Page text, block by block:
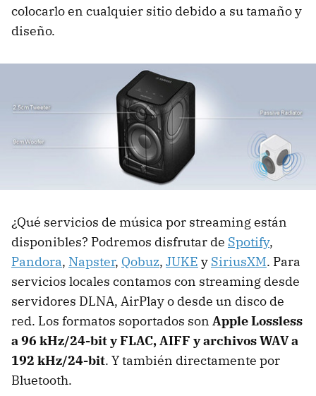
colocarlo en cualquier sitio debido a su tamaño y
diseño.
¿Qué servicios de música por streaming están
disponibles? Podremos disfrutar de Spotify,
Pandora, Napster, Qobuz, JUKE y SiriusXM. Para
servicios locales contamos con streaming desde
servidores DLNA, AirPlay o desde un disco de
red. Los formatos soportados son Apple Lossless
a 96 kHz/24-bit y FLAC, AIFF y archivos WAV a
192 kHz/24-bit. Y también directamente por
Bluetooth.